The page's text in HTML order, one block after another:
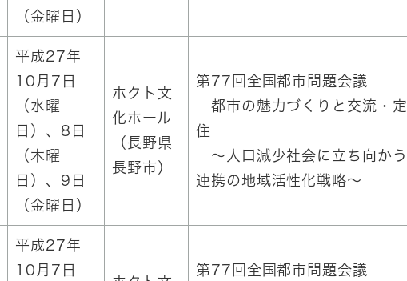
（金曜日）
平成27年
10月7日
（水曜
日）、8日
（木曜
日）、9日
（金曜日）
ホクト文
化ホール
（長野県
長野市）
第77回全国都市問題会議
都市の魅力づくりと交流・定
住
～人口減少社会に立ち向かう
連携の地域活性化戦略～
平成27年
10月7日
第77回全国都市問題会議